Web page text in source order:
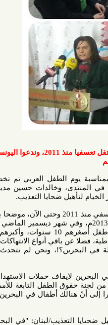
مؤتمر صحفي لمؤسسات عربية ببيروت: أكثر من 480 طفلا بحرينيا اعتقل تعسفيا منذ 2011، وندعوا اليونسف لتبني
الطفل العربي تم تخصيصه عن
وخالدات حسين مديرة جمعية
ضحايا التعذيب.
وكشف باقر درويش عن تعرض أكثر من 480 طفلا بحرينيا للاعتقال التعسفي منذ 2011 وحتى الآن، موضحا بأنه تعرض
12 طفل بحريني للاعتقال في 2011، و148 طفل في 2012، و132 في 2013م، وفي شهر ديسمبر الماضي اعتقل 31
طفل، وقتل 16 طفل خلال ثلاث سنوات، ويقبع في السجن حاليا 81 طفل أصغرهم 10 سنوات، وأكبرهم 18 سنة،
باقي أنواع الانتهاكات؟!، ما هي
ونحن لم نتحدث أيضا عن
حملات الاستهداف الأمنية
الطفل التابعة للأمم المتحدة
أطفال في البحرين يحاكمون
لبنان: "في البحرين شكّل